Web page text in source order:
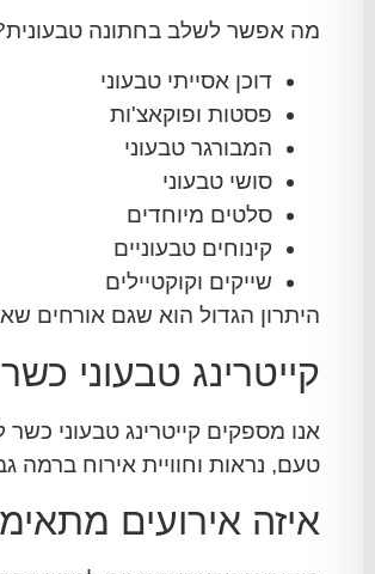
מה אפשר לשלב בחתונה
דוכן אסייתי טבעוני
פסטות ופוקאצ'ות
המבורגר טבעוני
סושי טבעוני
סלטים מיוחדים
קינוחים טבעוניים
שייקים וקוקטיילים
היתרון הגדול הוא שגם אורחים
קייטרינג טבעוני כשר
אנו מספקים קייטרינג טבעוני
טעם, נראות וחוויית אירוח ברמה
איזה אירועים